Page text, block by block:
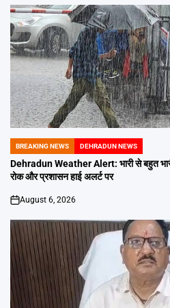
POSTED
IN
BREAKING NEWS DEHRADUN NEWS
Dehradun Weather Alert: भारी से बहुत
रोक और प्रशासन हाई अलर्ट पर
on
August 6, 2026